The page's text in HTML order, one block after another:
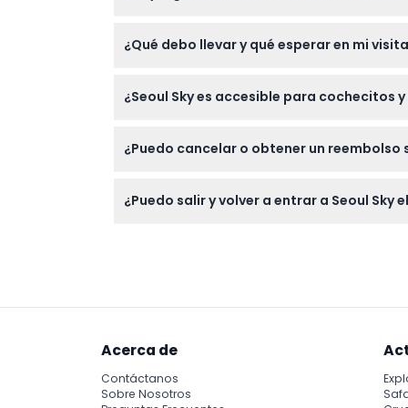
adulto. Las entradas están disponibles solo
¿Qué debo llevar y qué esperar en mi
ascensor doble más rápido del mundo
¿Seoul Sky es accesible para cochecitos
¿Puedo cancelar o obtener un reembolso
¿Puedo salir y volver a entrar a Seoul Sky
Acerca de
Contáctanos
Sobre Nosotros